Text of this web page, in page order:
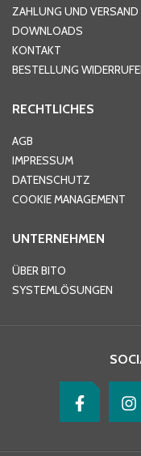
Ort*
Telefon
ZAHLUNG UND VERSAND
DOWNLOADS
KONTAKT
BESTELLUNG
RECHTLICHES
AGB
IMPRESSUM
DATENSCHUTZ
COOKIE MANAGEMENT
UNTERNEHMEN
ÜBER BITO
SYSTEMLÖSUNGEN